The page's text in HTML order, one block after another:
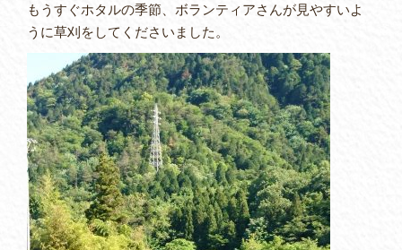
もうすぐホタルの季節、ボランティアさんが見やすいよ
うに草刈をしてくださいました。